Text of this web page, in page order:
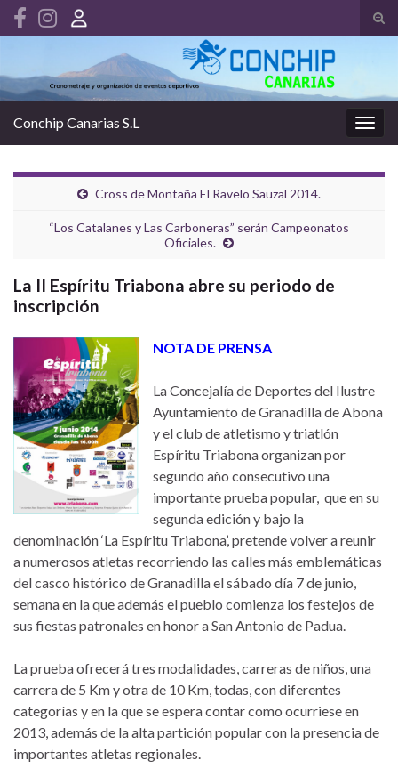
el
Search for:
la
Conchip Canarias S.L
Cross de Montaña El Ravelo Sauzal 2014.
“Los Catalanes y Las Carboneras” serán Campeonatos
Oficiales.
La II Espíritu Triabona abre su periodo de
inscripción
NOTA DE PRENSA
La Concejalía de Deportes del Ilustre
Ayuntamiento de Granadilla de Abona
y el club de atletismo y triatlón
Espíritu Triabona organizan por
segundo año consecutivo una
importante prueba popular, que en su
segunda edición y bajo la
denominación ‘La Espíritu Triabona’, pretende volver a reunir
a numerosos atletas recorriendo las calles más emblemáticas
del casco histórico de Granadilla el sábado día 7 de junio,
semana en la que además el pueblo comienza los festejos de
sus fiestas patronales en honor a San Antonio de Padua.
La prueba ofrecerá tres modalidades, carreras de niños, una
carrera de 5 Km y otra de 10 Km, todas, con diferentes
categorías y en la que se espera contar como ocurriese en
2013, además de la alta partición popular con la presencia de
importantes atletas regionales.